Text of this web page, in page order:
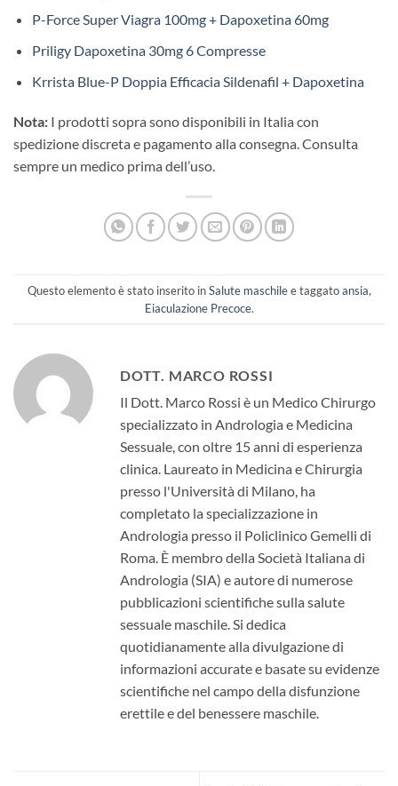
P-Force Super Viagra 100mg + Dapoxetina 60mg
Priligy Dapoxetina 30mg 6 Compresse
Krrista Blue-P Doppia Efficacia Sildenafil + Dapoxetina
Nota: I prodotti sopra sono disponibili in Italia con
spedizione discreta e pagamento alla consegna. Consulta
sempre un medico prima dell’uso.
Questo elemento è stato inserito inSalute maschilee taggatoansia,
Eiaculazione Precoce.
DOTT. MARCO ROSSI
Il Dott. Marco Rossi è un Medico Chirurgo
specializzato in Andrologia e Medicina
Sessuale, con oltre 15 anni di esperienza
clinica. Laureato in Medicina e Chirurgia
presso l'Università di Milano, ha
completato la specializzazione in
Andrologia presso il Policlinico Gemelli di
Roma. È membro della Società Italiana di
Andrologia (SIA) e autore di numerose
pubblicazioni scientifiche sulla salute
sessuale maschile. Si dedica
quotidianamente alla divulgazione di
informazioni accurate e basate su evidenze
scientifiche nel campo della disfunzione
erettile e del benessere maschile.